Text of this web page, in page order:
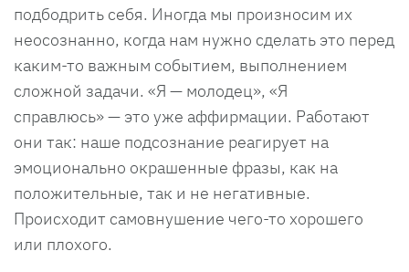
подбодрить себя. Иногда мы произносим их
неосознанно, когда нам нужно сделать это перед
каким-то важным событием, выполнением
сложной задачи. «Я — молодец», «Я
справлюсь» — это уже аффирмации. Работают
они так: наше подсознание реагирует на
эмоционально окрашенные фразы, как на
положительные, так и не негативные.
Происходит самовнушение чего-то хорошего
или плохого.